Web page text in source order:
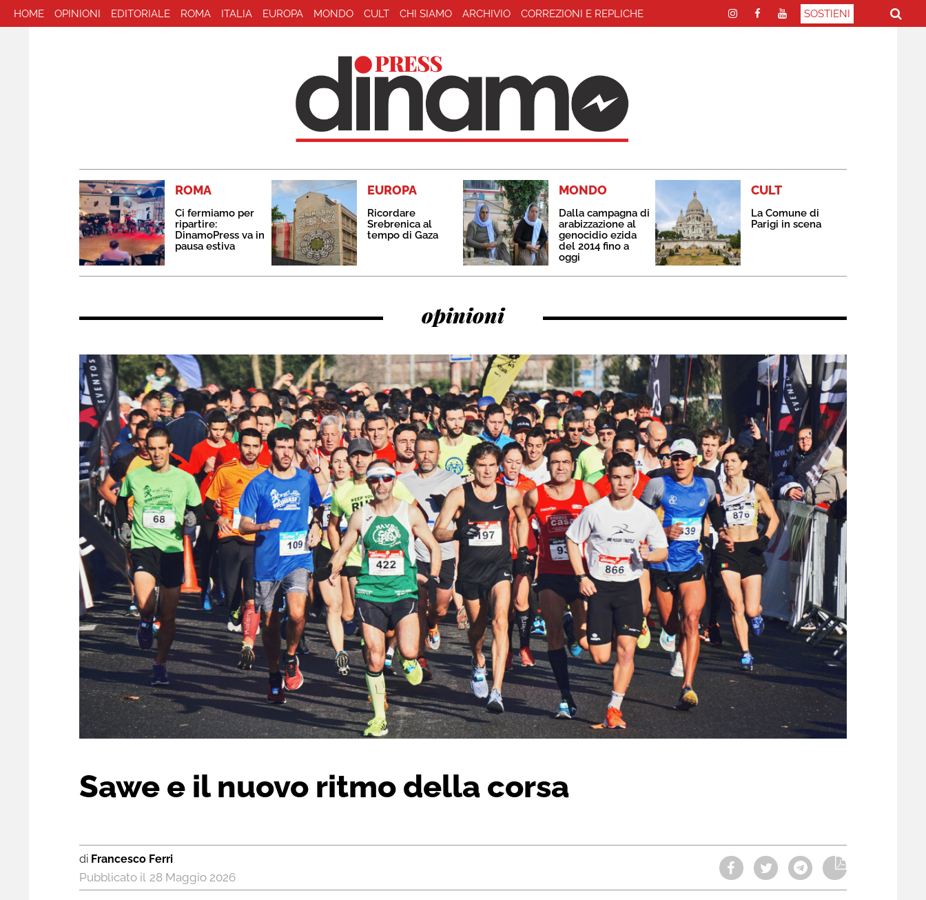
HOME OPINIONI EDITORIALE ROMA ITALIA EUROPA MONDO CULT CHI SIAMO ARCHIVIO CORREZIONI E REPLICHE SOSTIENI
ROMA
Ci fermiamo per
ripartire:
DinamoPress va in
pausa estiva
EUROPA
Ricordare
Srebrenica al
tempo di Gaza
MONDO
Dalla campagna di
arabizzazione al
genocidio ezida
del 2014 fino a
oggi
CULT
La Comune di
Parigi in scena
opinioni
Sawe e il nuovo ritmo della corsa
di Francesco Ferri
28 Maggio 2026